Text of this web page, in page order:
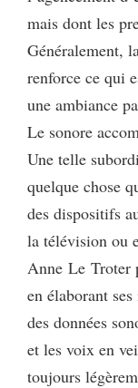
mais dont les
Généralement,
renforce ce qui
une ambiance
Le sonore
Une telle
quelque chose
des dispositifs
la télévision ou
Anne Le Troter
en élaborant
des données
et les voix en
toujours